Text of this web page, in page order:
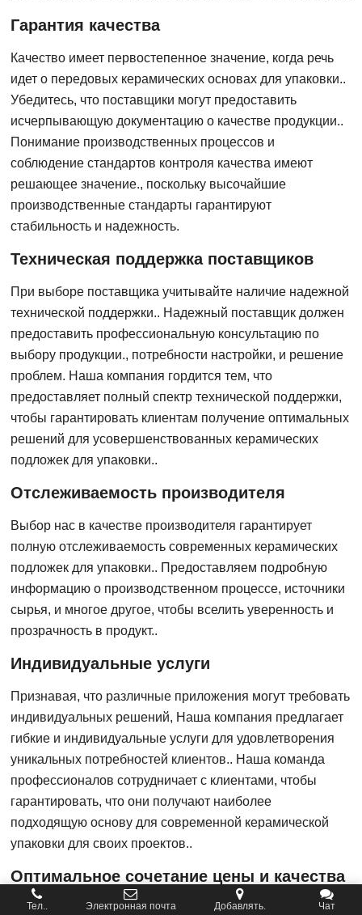
Гарантия качества
Качество имеет первостепенное значение, когда речь
идет о передовых керамических основах для упаковки..
Убедитесь, что поставщики могут предоставить
исчерпывающую документацию о качестве продукции..
Понимание производственных процессов и
соблюдение стандартов контроля качества имеют
решающее значение., поскольку высочайшие
производственные стандарты гарантируют
стабильность и надежность.
Техническая поддержка поставщиков
При выборе поставщика учитывайте наличие надежной
технической поддержки.. Надежный поставщик должен
предоставить профессиональную консультацию по
выбору продукции., потребности настройки, и решение
проблем. Наша компания гордится тем, что
предоставляет полный спектр технической поддержки,
чтобы гарантировать клиентам получение оптимальных
решений для усовершенствованных керамических
подложек для упаковки..
Отслеживаемость производителя
Выбор нас в качестве производителя гарантирует
полную отслеживаемость современных керамических
подложек для упаковки.. Предоставляем подробную
информацию о производственном процессе, источники
сырья, и многое другое, чтобы вселить уверенность и
прозрачность в продукт..
Индивидуальные услуги
Признавая, что различные приложения могут требовать
индивидуальных решений, Наша компания предлагает
гибкие и индивидуальные услуги для удовлетворения
уникальных потребностей клиентов.. Наша команда
профессионалов сотрудничает с клиентами, чтобы
гарантировать, что они получают наиболее
подходящую основу для современной керамической
упаковки для своих проектов..
Оптимальное сочетание цены и качества
Достижение баланса между экономической
Тел.. Электронная почта Добавлять. Чат